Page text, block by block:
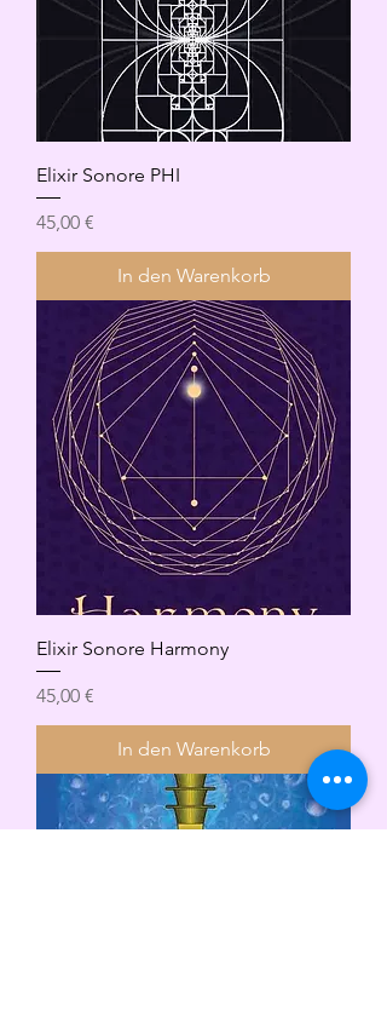
Elixir Sonore PHI
Preis
45,00 €
In den Warenkorb
Elixir Sonore Harmony
Preis
45,00 €
In den Warenkorb